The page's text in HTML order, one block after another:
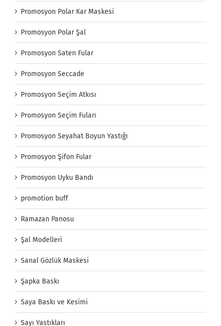
Promosyon Polar Kar Maskesi
Promosyon Polar Şal
Promosyon Saten Fular
Promosyon Seccade
Promosyon Seçim Atkısı
Promosyon Seçim Fuları
Promosyon Seyahat Boyun Yastığı
Promosyon Şifon Fular
Promosyon Uyku Bandı
promotion buff
Ramazan Panosu
Şal Modelleri
Sanal Gözlük Maskesi
Şapka Baskı
Saya Baskı ve Kesimi
Sayı Yastıkları